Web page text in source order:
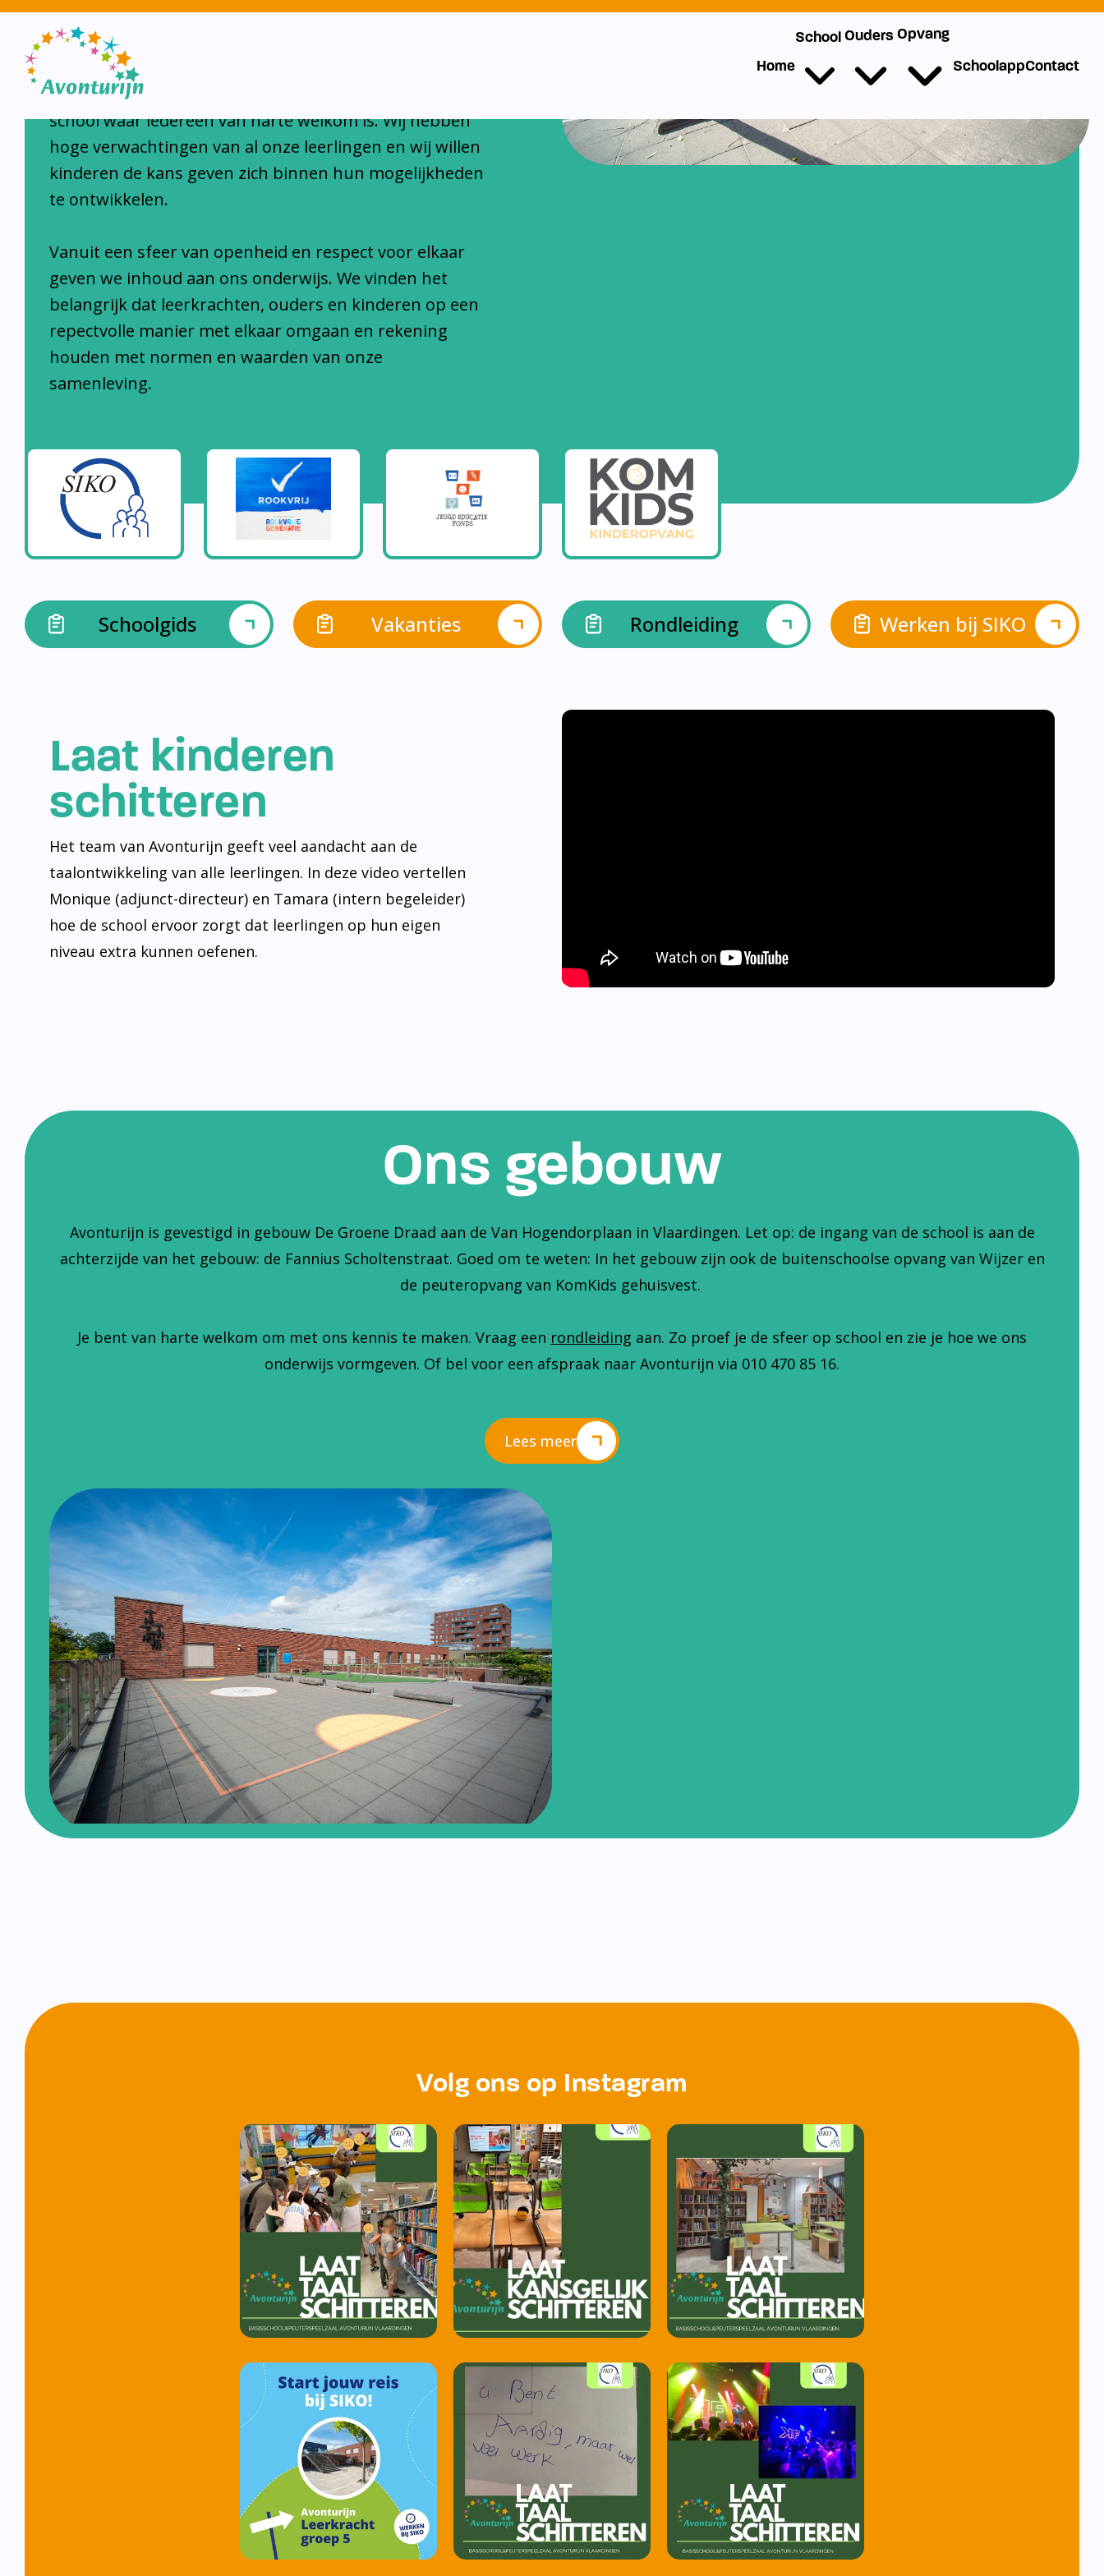
Avonturijn laat kinderen schitteren
Avonturijn is een moderne, open, interconfessionele
school waar iedereen van harte welkom is. Wij hebben
hoge verwachtingen van al onze leerlingen en wij willen
kinderen de kans geven zich binnen hun mogelijkheden
te ontwikkelen.
Vanuit een sfeer van openheid en respect voor elkaar
geven we inhoud aan ons onderwijs. We vinden het
belangrijk dat leerkrachten, ouders en kinderen op een
repectvolle manier met elkaar omgaan en rekening
houden met normen en waarden van onze
samenleving.
Schoolgids Vakanties Rondleiding Werken bij SIKO
Laat kinderen
schitteren
Het team van Avonturijn geeft veel aandacht aan de
taalontwikkeling van alle leerlingen. In deze video vertellen
Monique (adjunct-directeur) en Tamara (intern begeleider)
hoe de school ervoor zorgt dat leerlingen op hun eigen
niveau extra kunnen oefenen.
Ons gebouw
Avonturijn is gevestigd in gebouw De Groene Draad aan de Van Hogendorplaan in Vlaardingen. Let op: de ingang van de school is aan de
achterzijde van het gebouw: de Fannius Scholtenstraat. Goed om te weten: In het gebouw zijn ook de buitenschoolse opvang van Wijzer en
de peuteropvang van KomKids gehuisvest.
Je bent van harte welkom om met ons kennis te maken. Vraag een rondleiding aan. Zo proef je de sfeer op school en zie je hoe we ons
onderwijs vormgeven. Of bel voor een afspraak naar Avonturijn via 010 470 85 16.
Lees meer
Volg ons op Instagram